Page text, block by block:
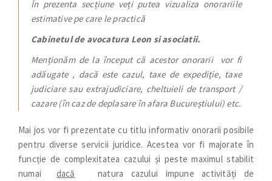
În prezenta secțiune veți putea vizualiza onorariile
estimative pe care le practică
Cabinetul de avocatura Leon si asociatii.
Menționăm de la început că acestor onorarii vor fi
adăugate , dacă este cazul, taxe de expediție, taxe
judiciare sau extrajudiciare, cheltuieli de transport /
cazare (în caz de deplasare în afara Bucureștiului) etc.
Mai jos vor fi prezentate cu titlu informativ onorarii posibile
pentru diverse servicii juridice. Acestea vor fi majorate în
funcție de complexitatea cazului și peste maximul stabilit
numai dacă natura cazului impune activități de